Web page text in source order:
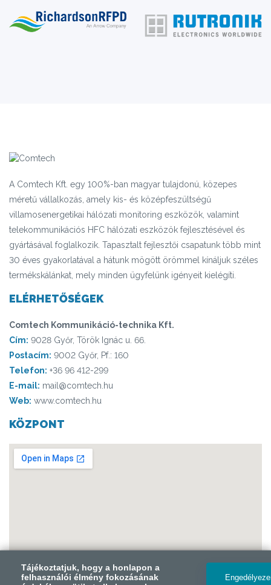
Tájékoztatjuk, hogy a honlapon a
felhasználói élmény fokozásának
Tájékoztatjuk, hogy a honlapon a
felhasználói élmény fokozásának
A Comtech Kft. egy 100%-ban magyar tulajdonú, közepes
méretű vállalkozás, amely kis- és középfeszültségű
villamosenergetikai hálózati monitoring eszközök, valamint
telekommunikációs HFC hálózati eszközök fejlesztésével és
gyártásával foglalkozik. Tapasztalt fejlesztői csapatunk több mint
30 éves gyakorlatával a hátunk mögött örömmel kínáljuk széles
termékskálánkat, mely minden ügyfelünk igényeit kielégíti.
ELÉRHETŐSÉGEK
Comtech Kommunikáció-technika Kft.
Cím: 9028 Győr, Török Ignác u. 66.
Postacím: 9002 Győr, Pf.: 160
Telefon: +36 96 412-299
E-mail: mail@comtech.hu
Web: www.comtech.hu
KÖZPONT